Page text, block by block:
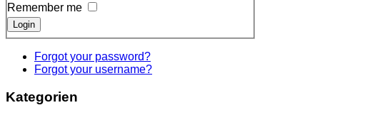
Remember me
Forgot your password?
Forgot your username?
Kategorien